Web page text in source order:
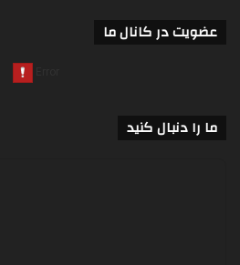
عضویت در کانال ما
ما را دنبال کنید